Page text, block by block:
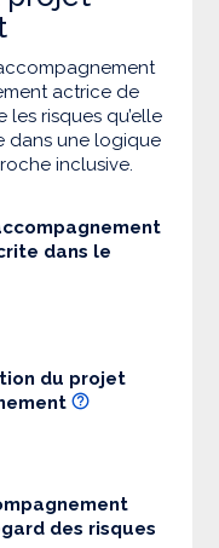
actrice de
risques qu’elle
dans une logique
inclusive.
dans le
du projet
des risques